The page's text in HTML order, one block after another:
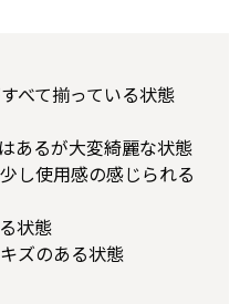
べて揃っている状態
あるが大変綺麗な状態
し使用感の感じられる
状態
ズのある状態